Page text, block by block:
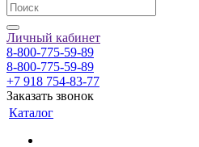
Личный кабинет
8-800-775-59-89
8-800-775-59-89
+7 918 754-83-77
Заказать звонок
Каталог